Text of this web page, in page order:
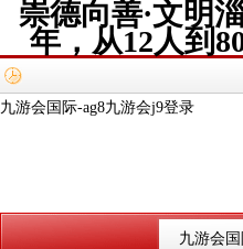
崇德向善·文明
年，从12人到
九游会国际-ag8九游会j9登录
九游会